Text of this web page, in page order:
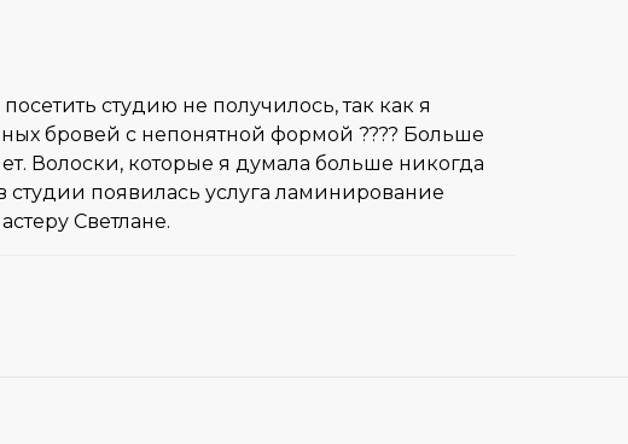
студию не получилось, так как я
бровей с непонятной формой ???? Больше
Волоски, которые я думала больше никогда
студии появилась услуга ламинирование
Светлане.